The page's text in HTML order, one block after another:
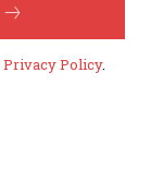
Privacy Policy.